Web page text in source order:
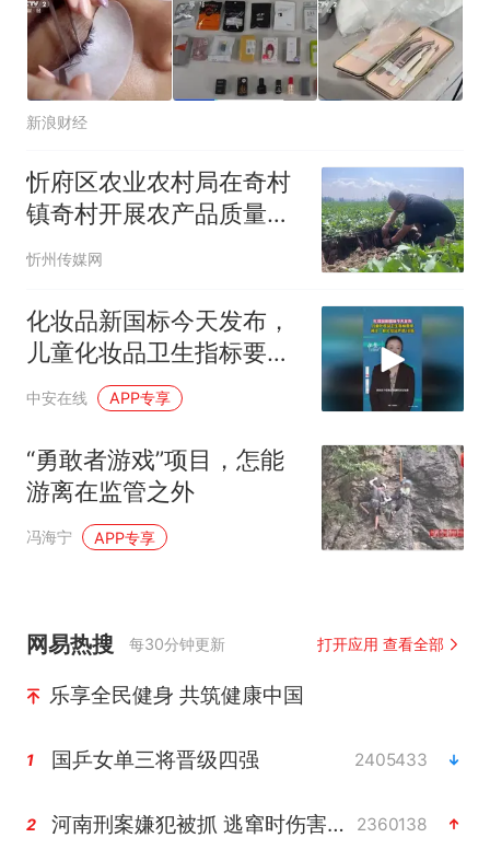
新浪财经
忻府区农业农村局在奇村
镇奇村开展农产品质量安
全宣传活动
忻州传媒网
化妆品新国标今天发布，
儿童化妆品卫生指标要求
将比一般化妆品严格10倍
中安在线 APP专享
“勇敢者游戏”项目，怎能
游离在监管之外
冯海宁 APP专享
网易热搜 每30分钟更新 打开应用 查看全部
乐享全民健身 共筑健康中国
1 国乒女单三将晋级四强 2405433
2 河南刑案嫌犯被抓 逃窜时伤害多人 2360138